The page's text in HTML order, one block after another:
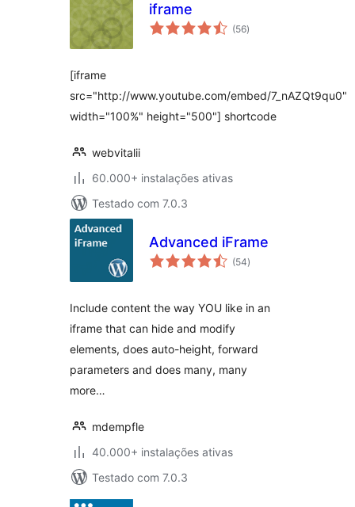
iframe
(56avaliações
totais
)
[iframe
src="http://www.youtube.com/embed/7_nAZQt9qu0"
width="100%" height="500"] shortcode
webvitalii
60.000+ instalações ativas
Testado com 7.0.3
Advanced iFrame
(54avaliações
totais
)
Include content the way YOU like in an
iframe that can hide and modify
elements, does auto-height, forward
parameters and does many, many
more…
mdempfle
40.000+ instalações ativas
Testado com 7.0.3